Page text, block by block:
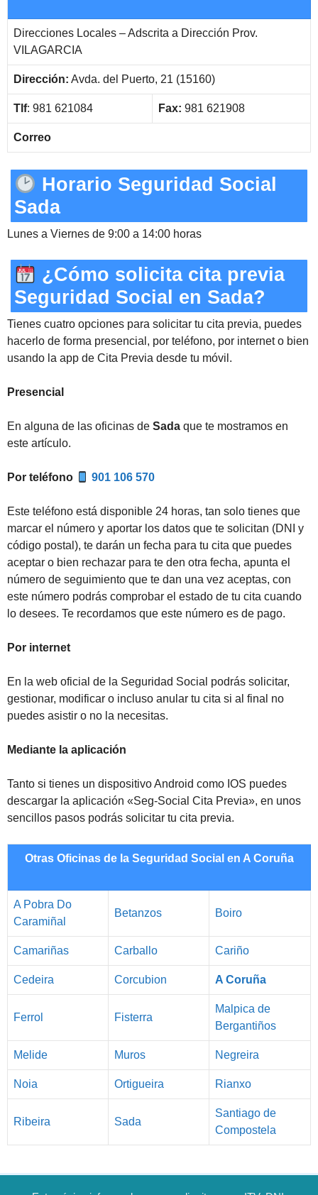
Direcciones Locales – Adscrita a Dirección Prov.
VILAGARCIA
Dirección: Avda. del Puerto, 21 (15160)
Tlf: 981 621084 Fax: 981 621908
Correo
Horario Seguridad Social
Sada
Lunes a Viernes de 9:00 a 14:00 horas
¿Cómo solicita cita previa
Seguridad Social en Sada?
Tienes cuatro opciones para solicitar tu cita previa, puedes
hacerlo de forma presencial, por teléfono, por internet o bien
usando la app de Cita Previa desde tu móvil.
Presencial
En alguna de las oficinas de Sada que te mostramos en
este artículo.
Por teléfono 901 106 570
Este teléfono está disponible 24 horas, tan solo tienes que
marcar el número y aportar los datos que te solicitan (DNI y
código postal), te darán un fecha para tu cita que puedes
aceptar o bien rechazar para te den otra fecha, apunta el
número de seguimiento que te dan una vez aceptas, con
este número podrás comprobar el estado de tu cita cuando
lo desees. Te recordamos que este número es de pago.
Por internet
En la web oficial de la Seguridad Social podrás solicitar,
gestionar, modificar o incluso anular tu cita si al final no
puedes asistir o no la necesitas.
Mediante la aplicación
Tanto si tienes un dispositivo Android como IOS puedes
descargar la aplicación «Seg-Social Cita Previa», en unos
sencillos pasos podrás solicitar tu cita previa.
Otras Oficinas de la Seguridad Social en A Coruña
A Pobra Do
Caramiñal
Betanzos Boiro
Camariñas Carballo Cariño
Cedeira Corcubion A Coruña
Ferrol Fisterra
Malpica de
Bergantiños
Melide Muros Negreira
Noia Ortigueira Rianxo
Ribeira Sada
Santiago de
Compostela